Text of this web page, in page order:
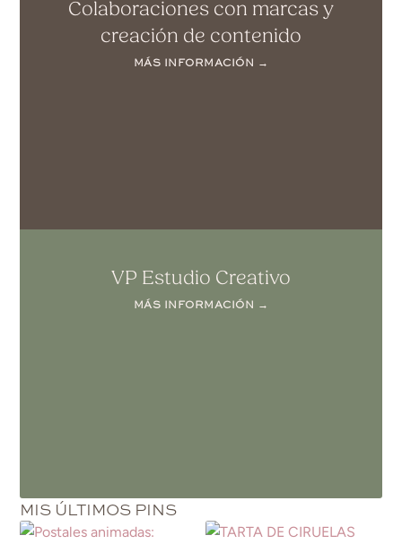
Colaboraciones con marcas y
creación de contenido
MÁS INFORMACIÓN →
VP Estudio Creativo
MÁS INFORMACIÓN →
MIS ÚLTIMOS PINS